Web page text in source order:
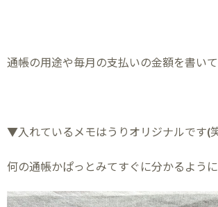
通帳の用途や毎月の支払いの金額を書い
▼入れているメモはうりオリジナルです(
何の通帳かぱっとみてすぐに分かるように